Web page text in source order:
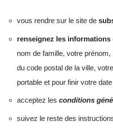
vous rendre sur le site de
renseignez les informations
nom de famille, votre
du code postal de la ville,
portable et pour finir votre
acceptez les conditions
suivez le reste des